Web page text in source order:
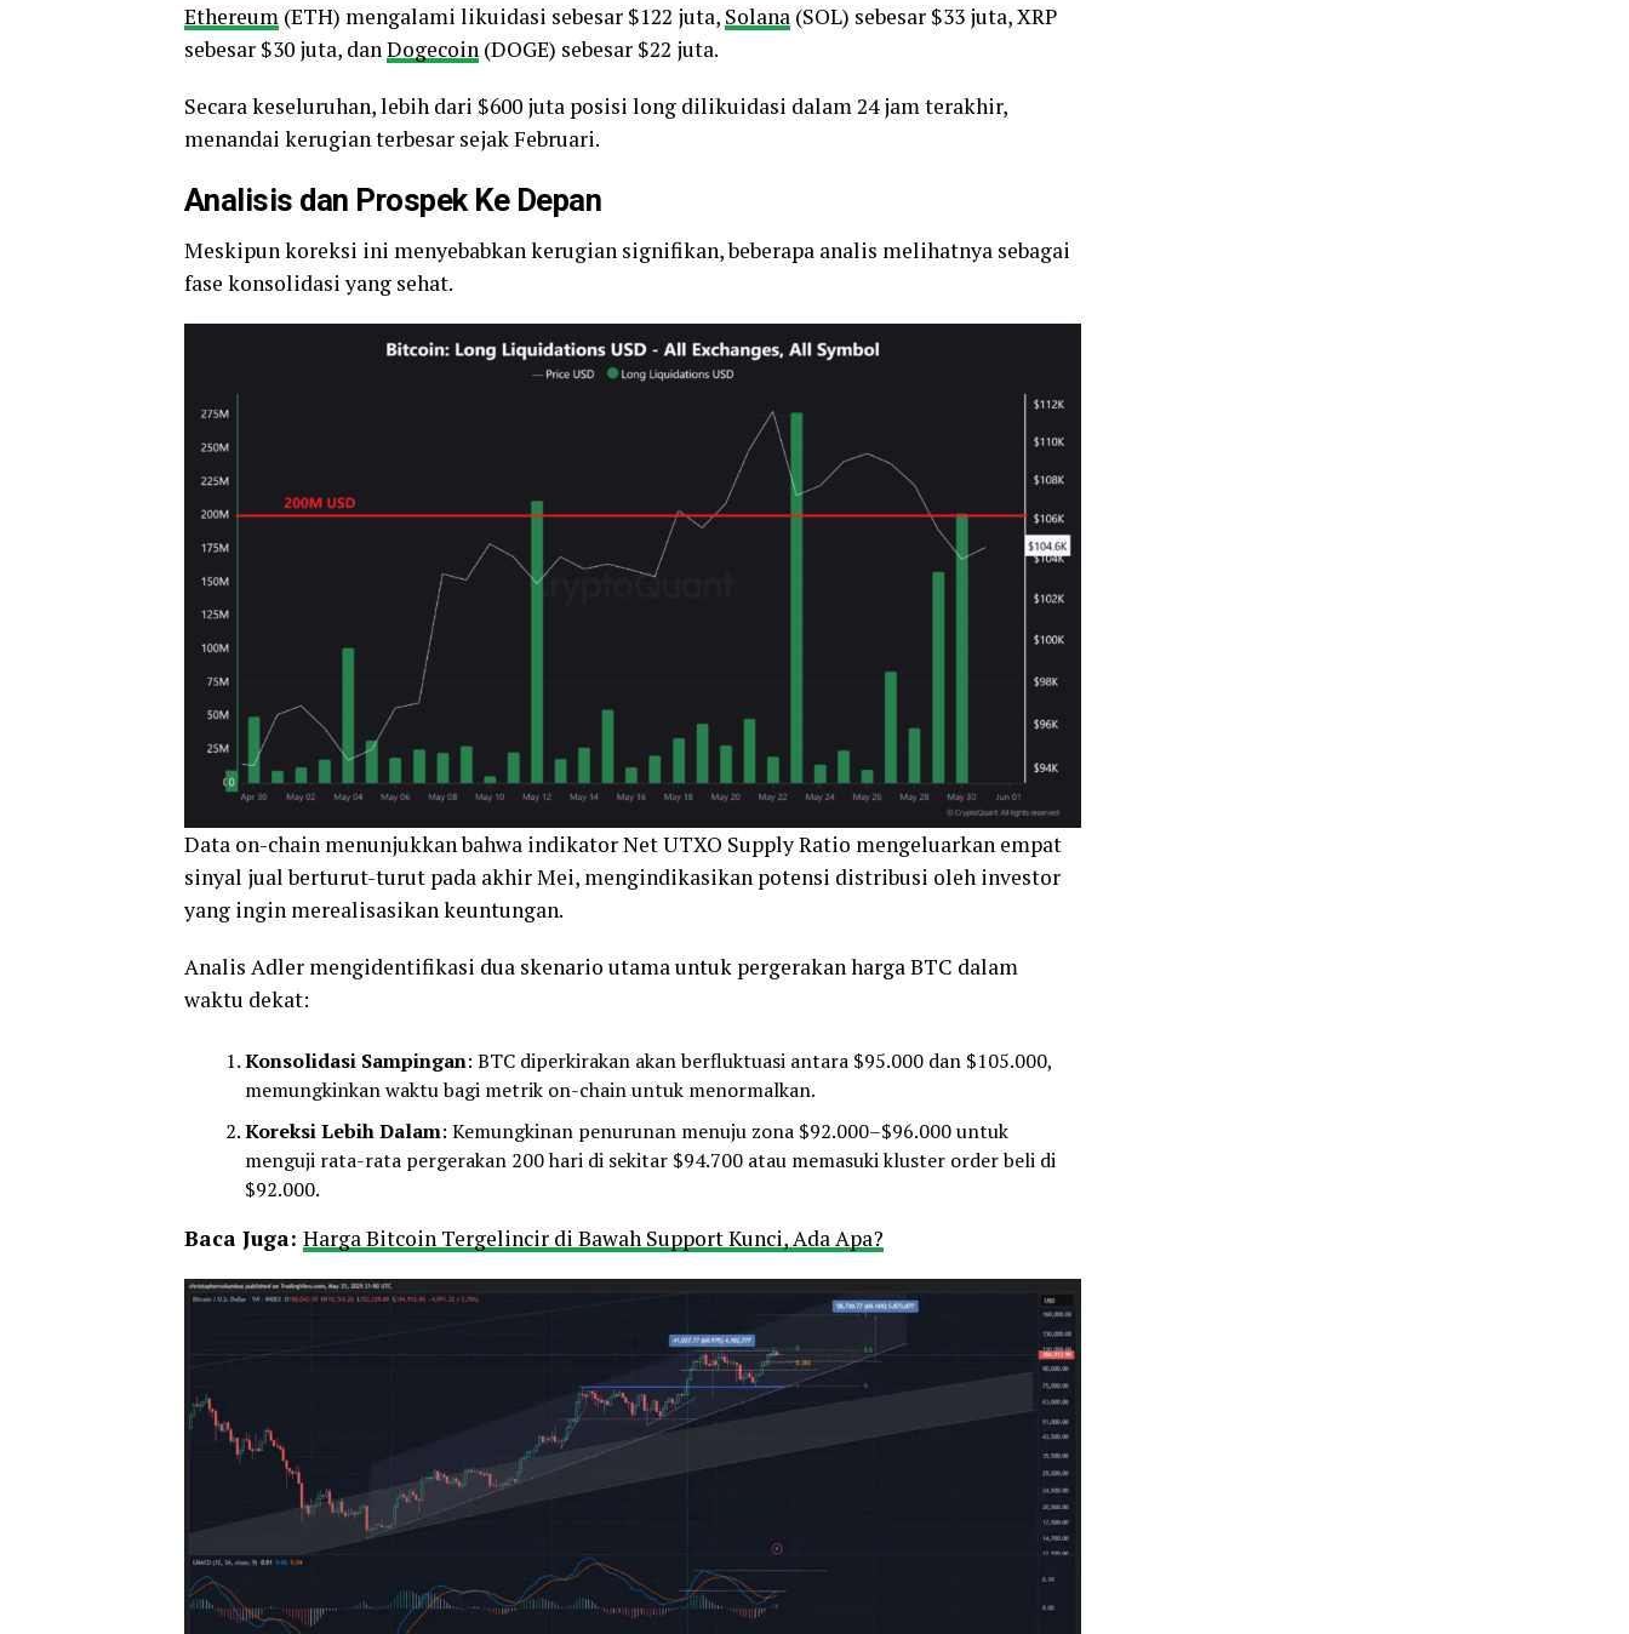
Ethereum (ETH) mengalami likuidasi sebesar $122 juta, Solana (SOL) sebesar $33 juta, XRP
sebesar $30 juta, danDogecoin (DOGE) sebesar $22 juta.
Secara keseluruhan, lebih dari $600 juta posisi long dilikuidasi dalam 24 jam terakhir,
menandai kerugian terbesar sejak Februari.
Analisis dan Prospek Ke Depan
Meskipun koreksi ini menyebabkan kerugian signifikan, beberapa analis melihatnya sebagai
fase konsolidasi yang sehat.
Data on-chain menunjukkan bahwa indikator Net UTXO Supply Ratio mengeluarkan empat
sinyal jual berturut-turut pada akhir Mei, mengindikasikan potensi distribusi oleh investor
yang ingin merealisasikan keuntungan.
Analis Adler mengidentifikasi dua skenario utama untuk pergerakan harga BTC dalam
waktu dekat:
Konsolidasi Sampingan: BTC diperkirakan akan berfluktuasi antara $95.000 dan $105.000,
memungkinkan waktu bagi metrik on-chain untuk menormalkan.
Koreksi Lebih Dalam: Kemungkinan penurunan menuju zona $92.000–$96.000 untuk
menguji rata-rata pergerakan 200 hari di sekitar $94.700 atau memasuki kluster order beli di
$92.000.
Baca Juga: Harga Bitcoin Tergelincir di Bawah Support Kunci, Ada Apa?